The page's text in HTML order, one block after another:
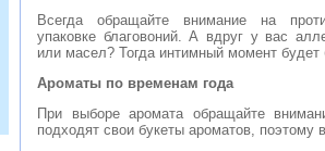
Всегда обращайте внимание на
упаковке благовоний. А вдруг у вас
или масел? Тогда интимный момент будет
Ароматы по временам года
При выборе аромата обращайте
подходят свои букеты ароматов, поэтому